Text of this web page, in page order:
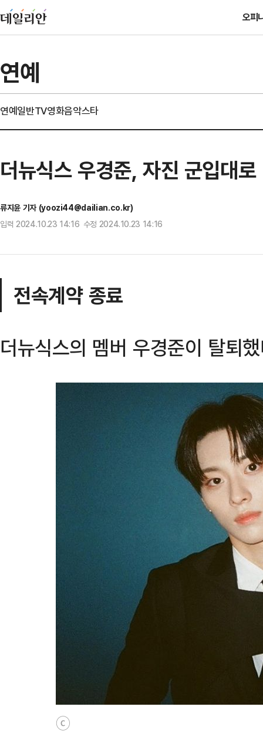
오피
연예
연예일반TV영화음악스타
더뉴식스 우경준, 자진 군입대로
류지윤 기자 (yoozi44@dailian.co.kr)
입력 2024.10.23 14:16 수정 2024.10.23 14:16
전속계약 종료
더뉴식스의 멤버 우경준이 탈퇴
ⓒ